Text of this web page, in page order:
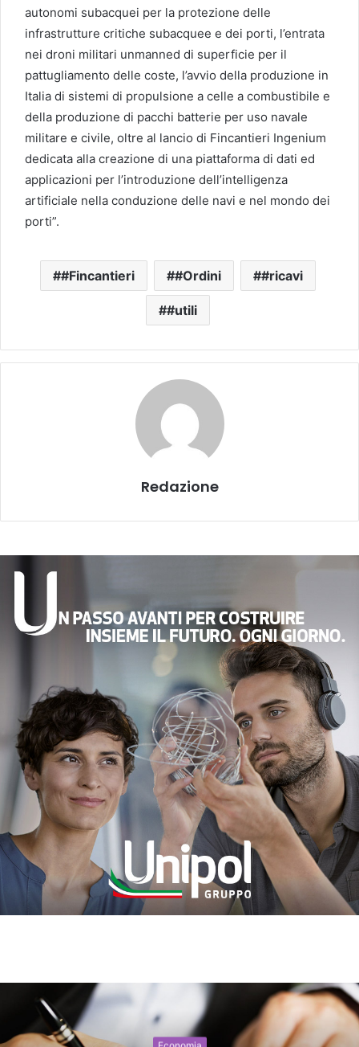
autonomi subacquei per la protezione delle
infrastrutture critiche subacquee e dei porti, l’entrata
nei droni militari unmanned di superficie per il
pattugliamento delle coste, l’avvio della produzione in
Italia di sistemi di propulsione a celle a combustibile e
della produzione di pacchi batterie per uso navale
militare e civile, oltre al lancio di Fincantieri Ingenium
dedicata alla creazione di una piattaforma di dati ed
applicazioni per l’introduzione dell’intelligenza
artificiale nella conduzione delle navi e nel mondo dei
porti”.
#Fincantieri #Ordini #ricavi
#utili
Redazione